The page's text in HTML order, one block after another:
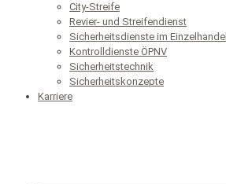
City-Streife
Revier- und Streifendienst
Sicherheitsdienste im Einzelhandel
Kontrolldienste ÖPNV
Sicherheitstechnik
Sicherheitskonzepte
Karriere